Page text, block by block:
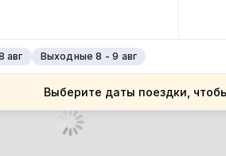
авг Выходные 8 - 9 авг
Выберите даты поездки,